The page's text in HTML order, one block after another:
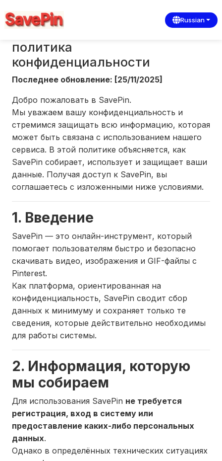
Russian
политика
конфиденциальности
Последнее обновление: [25/11/2025]
Добро пожаловать в SavePin.
Мы уважаем вашу конфиденциальность и
стремимся защищать всю информацию, которая
может быть связана с использованием нашего
сервиса. В этой политике объясняется, как
SavePin собирает, использует и защищает ваши
данные. Получая доступ к SavePin, вы
соглашаетесь с изложенными ниже условиями.
1. Введение
SavePin — это онлайн-инструмент, который
помогает пользователям быстро и безопасно
скачивать видео, изображения и GIF-файлы с
Pinterest.
Как платформа, ориентированная на
конфиденциальность, SavePin сводит сбор
данных к минимуму и сохраняет только те
сведения, которые действительно необходимы
для работы системы.
2. Информация, которую
мы собираем
Для использования SavePin не требуется
регистрация, вход в систему или
предоставление каких-либо персональных
данных.
Однако в определённых технических ситуациях